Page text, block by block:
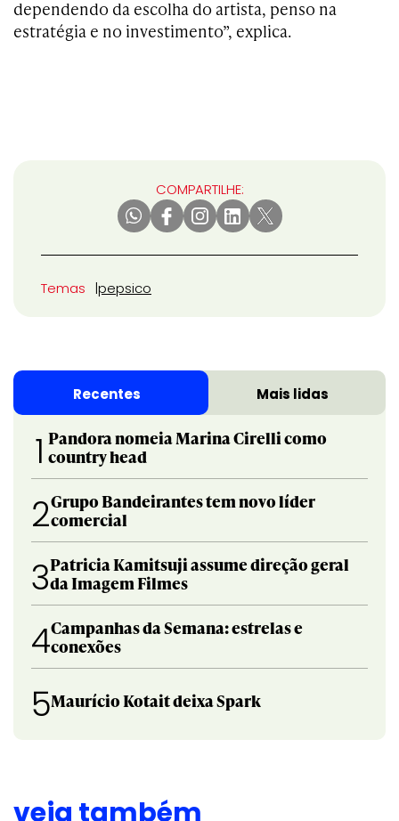
dependendo da escolha do artista, penso na
estratégia e no investimento”, explica.
COMPARTILHE:
Temas pepsico
Recentes Mais lidas
1 Pandora nomeia Marina Cirelli como
country head
2Grupo Bandeirantes tem novo líder
comercial
3Patricia Kamitsuji assume direção geral
da Imagem Filmes
4Campanhas da Semana: estrelas e
conexões
5Maurício Kotait deixa Spark
veja também